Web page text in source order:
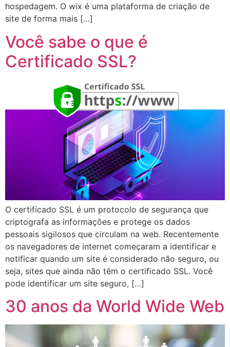
hospedagem. O wix é uma plataforma de criação de
site de forma mais […]
Você sabe o que é
Certificado SSL?
O certificado SSL é um protocolo de segurança que
criptografa as informações e protege os dados
pessoais sigilosos que circulam na web. Recentemente
os navegadores de internet começaram a identificar e
notificar quando um site é considerado não seguro, ou
seja, sites que ainda não têm o certificado SSL. Você
pode identificar um site seguro, […]
30 anos da World Wide Web